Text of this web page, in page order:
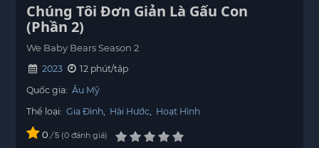
Chúng Tôi Đơn Giản Là Gấu Con
(Phần 2)
We Baby Bears Season 2
2023
12 phút/tập
Quốc gia: Âu Mỹ
Thể loại: Gia Đình Hài Hước Hoạt Hình
0 / 5 0 đánh giá